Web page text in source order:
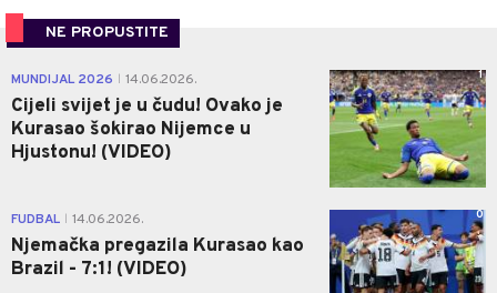
NE PROPUSTITE
MUNDIJAL 2026 14.06.2026.
Cijeli svijet je u čudu! Ovako je
Kurasao šokirao Nijemce u
Hjustonu! (VIDEO)
1
FUDBAL 14.06.2026.
Njemačka pregazila Kurasao kao
Brazil - 7:1! (VIDEO)
0